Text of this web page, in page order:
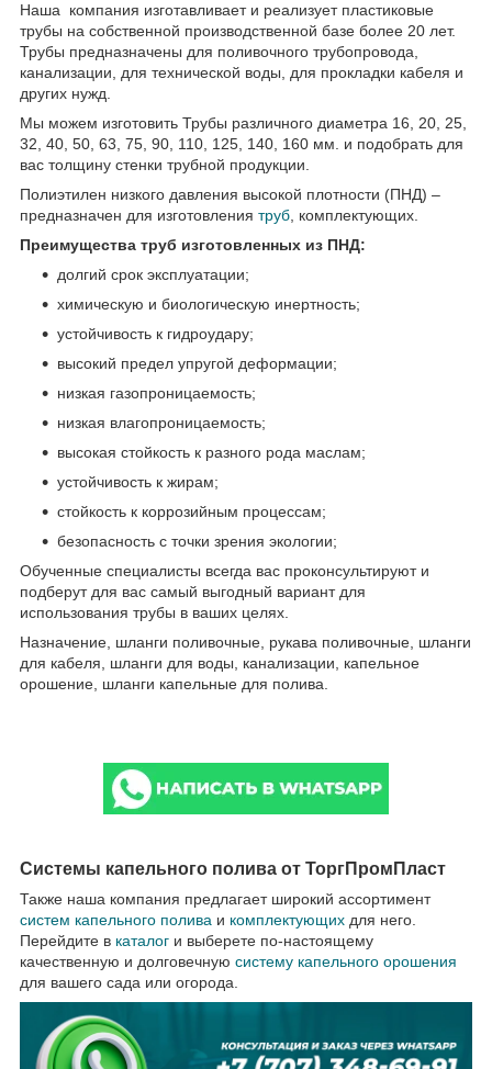
Наша компания изготавливает и реализует пластиковые
трубы на собственной производственной базе более 20 лет.
Трубы предназначены для поливочного трубопровода,
канализации, для технической воды, для прокладки кабеля и
других нужд.
Мы можем изготовить Трубы различного диаметра 16, 20, 25,
32, 40, 50, 63, 75, 90, 110, 125, 140, 160 мм. и подобрать для
вас толщину стенки трубной продукции.
Полиэтилен низкого давления высокой плотности (ПНД) –
предназначен для изготовления труб, комплектующих.
Преимущества труб изготовленных из ПНД:
долгий срок эксплуатации;
химическую и биологическую инертность;
устойчивость к гидроудару;
высокий предел упругой деформации;
низкая газопроницаемость;
низкая влагопроницаемость;
высокая стойкость к разного рода маслам;
устойчивость к жирам;
стойкость к коррозийным процессам;
безопасность с точки зрения экологии;
Обученные специалисты всегда вас проконсультируют и
подберут для вас самый выгодный вариант для
использования трубы в ваших целях.
Назначение, шланги поливочные, рукава поливочные, шланги
для кабеля, шланги для воды, канализации, капельное
орошение, шланги капельные для полива.
Системы капельного полива от ТоргПромПласт
Также наша компания предлагает широкий ассортимент
систем капельного полива и комплектующих для него.
Перейдите в каталог и выберете по-настоящему
качественную и долговечную систему капельного орошения
для вашего сада или огорода.